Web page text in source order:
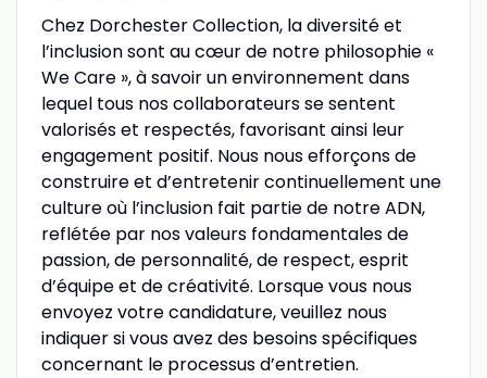
Chez Dorchester Collection, la diversité et
l’inclusion sont au cœur de notre philosophie «
We Care », à savoir un environnement dans
lequel tous nos collaborateurs se sentent
valorisés et respectés, favorisant ainsi leur
engagement positif. Nous nous efforçons de
construire et d’entretenir continuellement une
culture où l’inclusion fait partie de notre ADN,
reflétée par nos valeurs fondamentales de
passion, de personnalité, de respect, esprit
d’équipe et de créativité. Lorsque vous nous
envoyez votre candidature, veuillez nous
indiquer si vous avez des besoins spécifiques
concernant le processus d’entretien.